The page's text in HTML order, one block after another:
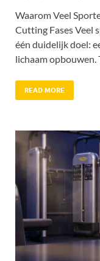
Waarom Veel
Cutting Fases Veel
één duidelijk doel:
lichaam opbouwen.
READ MORE